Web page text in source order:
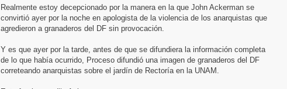
Realmente estoy decepcionado por la manera en la que John Ackerman se
convirtió ayer por la noche en apologista de la violencia de los anarquistas que
agredieron a granaderos del DF sin provocación.
Y es que ayer por la tarde, antes de que se difundiera la información completa
de lo que había ocurrido, Proceso difundió una imagen de granaderos del DF
correteando anarquistas sobre el jardín de Rectoría en la UNAM.